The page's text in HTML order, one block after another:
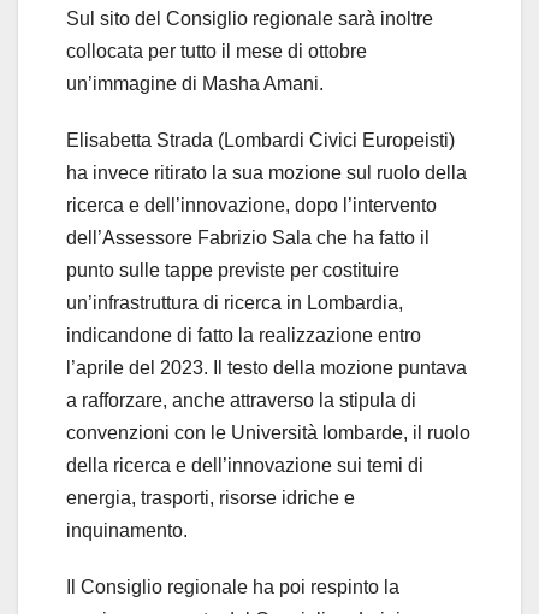
Sul sito del Consiglio regionale sarà inoltre
collocata per tutto il mese di ottobre
un’immagine di Masha Amani.
Elisabetta Strada (Lombardi Civici Europeisti)
ha invece ritirato la sua mozione sul ruolo della
ricerca e dell’innovazione, dopo l’intervento
dell’Assessore Fabrizio Sala che ha fatto il
punto sulle tappe previste per costituire
un’infrastruttura di ricerca in Lombardia,
indicandone di fatto la realizzazione entro
l’aprile del 2023. Il testo della mozione puntava
a rafforzare, anche attraverso la stipula di
convenzioni con le Università lombarde, il ruolo
della ricerca e dell’innovazione sui temi di
energia, trasporti, risorse idriche e
inquinamento.
Il Consiglio regionale ha poi respinto la